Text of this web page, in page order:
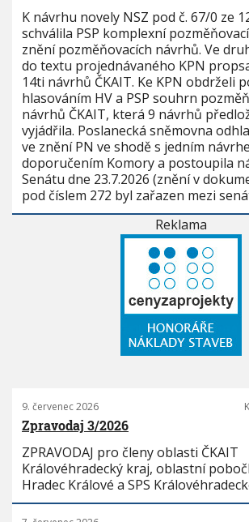
K návrhu novely NSZ pod č. 67/0 ze
schválila PSP komplexní
znění pozměňovacích návrhů. Ve
do textu projednávaného KPN
14ti návrhů ČKAIT. Ke KPN obdrželi
hlasováním HV a PSP souhrn
návrhů ČKAIT, která 9 návrhů
vyjádřila. Poslanecká sněmovna
ve znění PN ve shodě s jedním
doporučením Komory a postoupila
Senátu dne 23.7.2026 (znění v
pod číslem 272 byl zařazen mezi
Reklama
9. červenec 2026
Zpravodaj 3/2026
ZPRAVODAJ pro členy oblasti ČKAIT
Královéhradecký kraj, oblastní
Hradec Králové a SPS